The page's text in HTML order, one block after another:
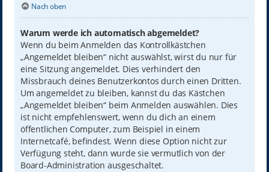
Nach oben
Warum werde ich automatisch abgemeldet?
Wenn du beim Anmelden das Kontrollkästchen
„Angemeldet bleiben“ nicht auswählst, wirst du nur für
eine Sitzung angemeldet. Dies verhindert den
Missbrauch deines Benutzerkontos durch einen Dritten.
Um angemeldet zu bleiben, kannst du das Kästchen
„Angemeldet bleiben“ beim Anmelden auswählen. Dies
ist nicht empfehlenswert, wenn du dich an einem
öffentlichen Computer, zum Beispiel in einem
Internetcafé, befindest. Wenn diese Option nicht zur
Verfügung steht, dann wurde sie vermutlich von der
Board-Administration ausgeschaltet.